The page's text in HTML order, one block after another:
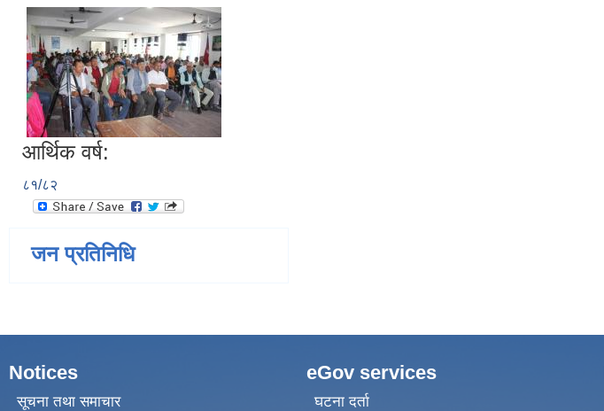
आर्थिक वर्ष:
८१/८२
जन प्रतिनिधि
Notices
सूचना तथा समाचार
eGov services
घटना दर्ता